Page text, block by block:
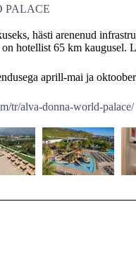
PALACE
hästi arenenud
hotellist 65 km kaugusel.
aprill-mai ja
tr/alva-donna-world-palace/